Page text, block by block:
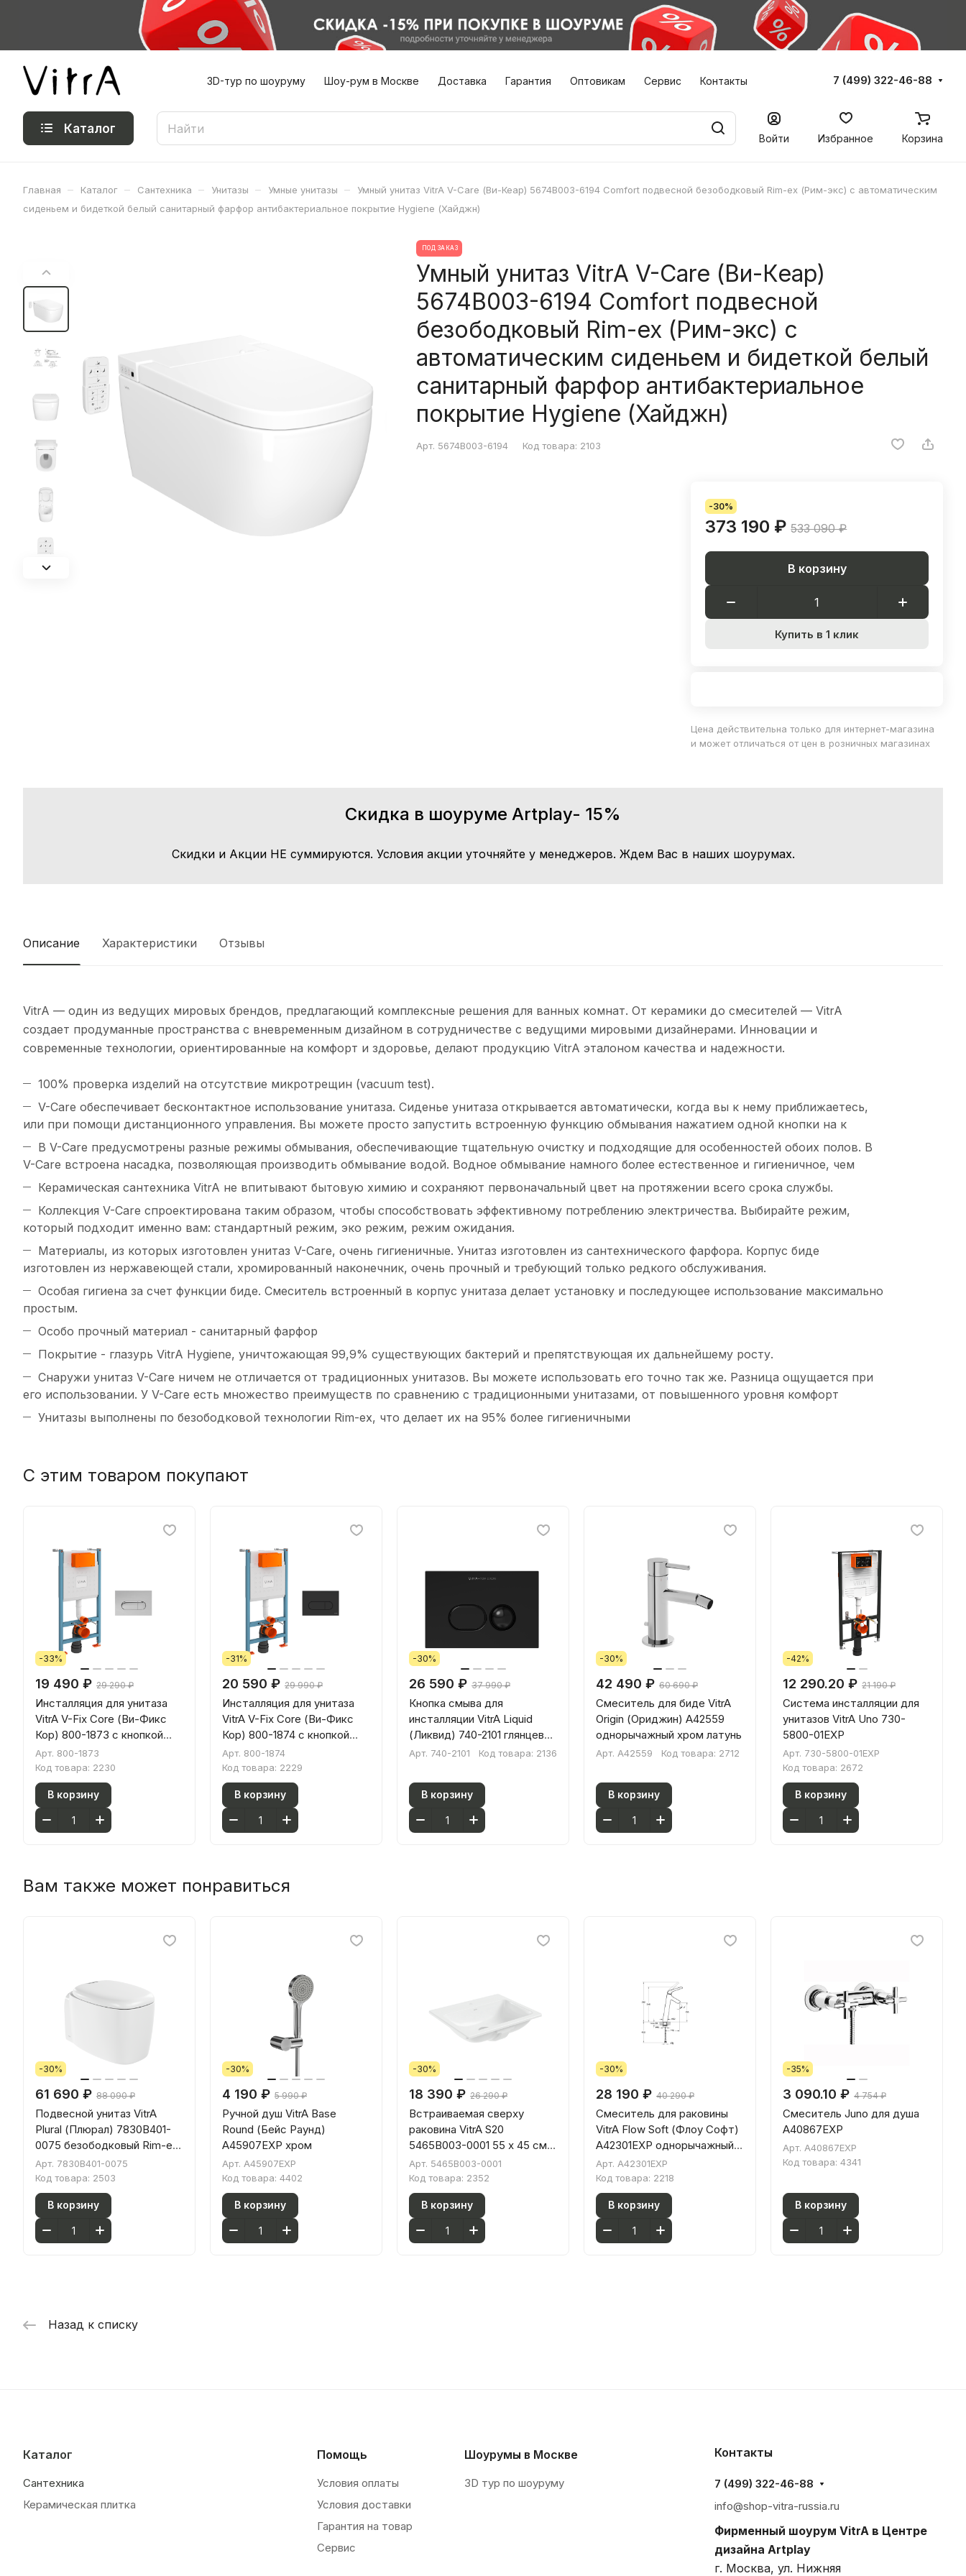
3D-тур по шоуруму Шоу-рум в Москве Доставка Гарантия Оптовикам Сервис Контакты 7 (499) 322-46-88
Каталог
Войти Избранное Корзина
Главная – Каталог – Сантехника – Унитазы – Умные унитазы –
Умный унитаз VitrA V-Care (Ви-Кеар) 5674B003-6194 Comfort подвесной безободковый Rim-ex (Рим-экс) с автоматическим
сиденьем и бидеткой белый санитарный фарфор антибактериальное покрытие Hygiene (Хайджн)
ПОД ЗАКАЗ
Умный унитаз VitrA V-Care (Ви-Кеар)
5674B003-6194 Comfort подвесной
безободковый Rim-ex (Рим-экс) с
автоматическим сиденьем и бидеткой белый
санитарный фарфор антибактериальное
покрытие Hygiene (Хайджн)
Арт. 5674B003-6194 Код товара: 2103
-30%
373 190 ₽ 533 090 ₽
В корзину
Купить в 1 клик
Цена действительна только для интернет-магазина
и может отличаться от цен в розничных магазинах
Скидка в шоуруме Artplay- 15%
Скидки и Акции НЕ суммируются. Условия акции уточняйте у менеджеров. Ждем Вас в наших шоурумах.
Описание Характеристики Отзывы
VitrA — один из ведущих мировых брендов, предлагающий комплексные решения для ванных комнат. От керамики до смесителей — VitrA
создает продуманные пространства с вневременным дизайном в сотрудничестве с ведущими мировыми дизайнерами. Инновации и
современные технологии, ориентированные на комфорт и здоровье, делают продукцию VitrA эталоном качества и надежности.
100% проверка изделий на отсутствие микротрещин (vacuum test).
V-Care обеспечивает бесконтактное использование унитаза. Сиденье унитаза открывается автоматически, когда вы к нему приближаетесь,
или при помощи дистанционного управления. Вы можете просто запустить встроенную функцию обмывания нажатием одной кнопки на к
В V-Care предусмотрены разные режимы обмывания, обеспечивающие тщательную очистку и подходящие для особенностей обоих полов. В
V-Care встроена насадка, позволяющая производить обмывание водой. Водное обмывание намного более естественное и гигиеничное, чем
Керамическая сантехника VitrA не впитывают бытовую химию и сохраняют первоначальный цвет на протяжении всего срока службы.
Коллекция V-Care спроектирована таким образом, чтобы способствовать эффективному потреблению электричества. Выбирайте режим,
который подходит именно вам: стандартный режим, эко режим, режим ожидания.
Материалы, из которых изготовлен унитаз V-Care, очень гигиеничные. Унитаз изготовлен из сантехнического фарфора. Корпус биде
изготовлен из нержавеющей стали, хромированный наконечник, очень прочный и требующий только редкого обслуживания.
Особая гигиена за счет функции биде. Смеситель встроенный в корпус унитаза делает установку и последующее использование максимально
простым.
Особо прочный материал - санитарный фарфор
Покрытие - глазурь VitrA Hygiene, уничтожающая 99,9% существующих бактерий и препятствующая их дальнейшему росту.
Снаружи унитаз V-Сare ничем не отличается от традиционных унитазов. Вы можете использовать его точно так же. Разница ощущается при
его использовании. У V-Care есть множество преимуществ по сравнению с традиционными унитазами, от повышенного уровня комфорт
Унитазы выполнены по безободковой технологии Rim-ex, что делает их на 95% более гигиеничными
С этим товаром покупают
-33%
19 490 ₽ 29 290 ₽
Инсталляция для унитаза
VitrA V-Fix Core (Ви-Фикс
Кор) 800-1873 с кнопкой
глянцевой хром
Арт. 800-1873
Код товара: 2230
В корзину
-31%
20 590 ₽ 29 990 ₽
Инсталляция для унитаза
VitrA V-Fix Core (Ви-Фикс
Кор) 800-1874 с кнопкой
матовой черной
Арт. 800-1874
Код товара: 2229
В корзину
-30%
26 590 ₽ 37 990 ₽
Кнопка смыва для
инсталляции VitrA Liquid
(Ликвид) 740-2101 глянцевая
черная двойный смыв
Арт. 740-2101 Код товара: 2136
В корзину
-30%
42 490 ₽ 60 690 ₽
Смеситель для биде VitrA
Origin (Ориджин) A42559
однорычажный хром латунь
Арт. A42559 Код товара: 2712
В корзину
-42%
12 290.20 ₽ 21 190 ₽
Система инсталляции для
унитазов VitrA Uno 730-
5800-01EXP
Арт. 730-5800-01EXP
Код товара: 2672
В корзину
Вам также может понравиться
-30%
61 690 ₽ 88 090 ₽
Подвесной унитаз VitrA
Plural (Плюрал) 7830B401-
0075 безободковый Rim-ex
(Рим-экс) матовый белый
санитарный фарфор
антибактериальное
покрытие Hygiene + Clean
(Хайджн + Клин)
Арт. 7830B401-0075
Код товара: 2503
В корзину
-30%
4 190 ₽ 5 990 ₽
Ручной душ VitrA Base
Round (Бейс Раунд)
A45907EXP хром
Арт. A45907EXP
Код товара: 4402
В корзину
-30%
18 390 ₽ 26 290 ₽
Встраиваемая сверху
раковина VitrA S20
5465B003-0001 55 x 45 см
прямоугольная белая
антибактериальное
покрытие Hygiene (Хайджн)
Арт. 5465B003-0001
Код товара: 2352
В корзину
-30%
28 190 ₽ 40 290 ₽
Смеситель для раковины
VitrA Flow Soft (Флоу Софт)
A42301EXP однорычажный
хром латунь
Арт. A42301EXP
Код товара: 2218
В корзину
-35%
3 090.10 ₽ 4 754 ₽
Смеситель Juno для душа
A40867EXP
Арт. A40867EXP
Код товара: 4341
В корзину
Назад к списку
Каталог
Сантехника
Керамическая плитка
Помощь
Условия оплаты
Условия доставки
Гарантия на товар
Сервис
Шоурумы в Москве
3D тур по шоуруму
Контакты
7 (499) 322-46-88
info@shop-vitra-russia.ru
Фирменный шоурум VitrA в Центре
дизайна Artplay
г. Москва, ул. Нижняя